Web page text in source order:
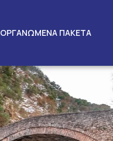
ΟΡΓΑΝΩΜΕΝΑ ΠΑΚΕΤΑ